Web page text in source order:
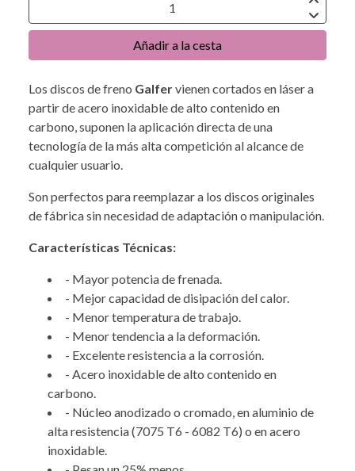
Añadir a la cesta
Los discos de freno Galfervienen cortados en láser a
partir de acero inoxidable de alto contenido en
carbono, suponen la aplicación directa de una
tecnología de la más alta competición al alcance de
cualquier usuario.
Son perfectos para reemplazar a los discos originales
de fábrica sin necesidad de adaptación o manipulación.
Características Técnicas:
- Mayor potencia de frenada.
- Mejor capacidad de disipación del calor.
- Menor temperatura de trabajo.
- Menor tendencia a la deformación.
- Excelente resistencia a la corrosión.
- Acero inoxidable de alto contenido en
carbono.
- Núcleo anodizado o cromado, en aluminio de
alta resistencia (7075 T6 - 6082 T6) o en acero
inoxidable.